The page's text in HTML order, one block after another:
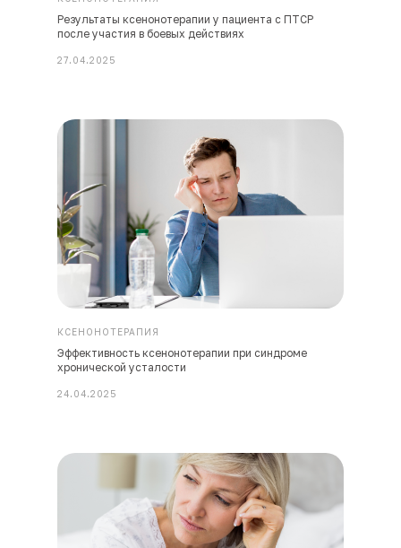
Результаты ксенонотерапии у пациента с ПТСР
после участия в боевых действиях
27.04.2025
КСЕНОНОТЕРАПИЯ
Эффективность ксенонотерапии при синдроме
хронической усталости
24.04.2025